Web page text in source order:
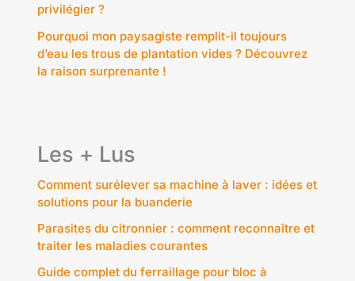
privilégier ?
Pourquoi mon paysagiste remplit-il toujours
d’eau les trous de plantation vides ? Découvrez
la raison surprenante !
Les + Lus
Comment surélever sa machine à laver : idées et
solutions pour la buanderie
Parasites du citronnier : comment reconnaître et
traiter les maladies courantes
Guide complet du ferraillage pour bloc à